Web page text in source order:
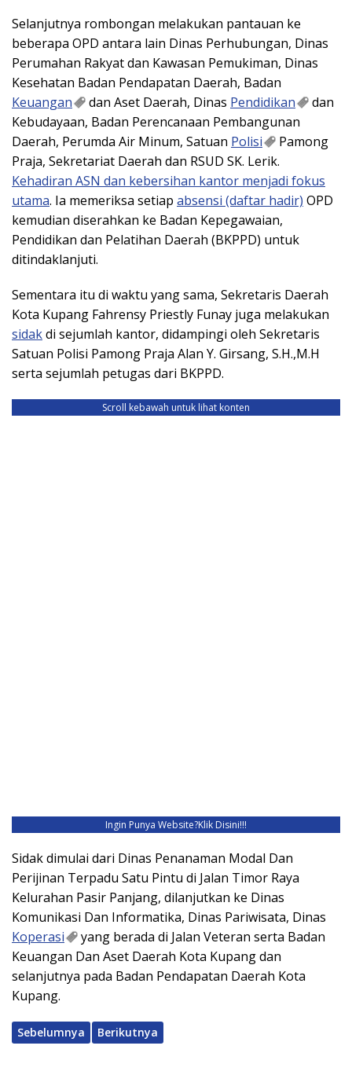
Selanjutnya rombongan melakukan pantauan ke
beberapa OPD antara lain Dinas Perhubungan, Dinas
Perumahan Rakyat dan Kawasan Pemukiman, Dinas
Kesehatan Badan Pendapatan Daerah, Badan
Keuangan
dan Aset Daerah, Dinas Pendidikan
dan
Kebudayaan, Badan Perencanaan Pembangunan
Daerah, Perumda Air Minum, Satuan Polisi
Pamong
Praja, Sekretariat Daerah dan RSUD SK. Lerik.
Kehadiran ASN dan kebersihan kantor menjadi fokus
utama. Ia memeriksa setiap absensi (daftar hadir) OPD
kemudian diserahkan ke Badan Kepegawaian,
Pendidikan dan Pelatihan Daerah (BKPPD) untuk
ditindaklanjuti.
Sementara itu di waktu yang sama, Sekretaris Daerah
Kota Kupang Fahrensy Priestly Funay juga melakukan
sidakdi sejumlah kantor, didampingi oleh Sekretaris
Satuan Polisi Pamong Praja Alan Y. Girsang, S.H.,M.H
serta sejumlah petugas dari BKPPD.
Scroll kebawah untuk lihat konten
Ingin Punya Website?Klik Disini!!!
Sidak dimulai dari Dinas Penanaman Modal Dan
Perijinan Terpadu Satu Pintu di Jalan Timor Raya
Kelurahan Pasir Panjang, dilanjutkan ke Dinas
Komunikasi Dan Informatika, Dinas Pariwisata, Dinas
Koperasi
yang berada di Jalan Veteran serta Badan
Keuangan Dan Aset Daerah Kota Kupang dan
selanjutnya pada Badan Pendapatan Daerah Kota
Kupang.
Sebelumnya Berikutnya